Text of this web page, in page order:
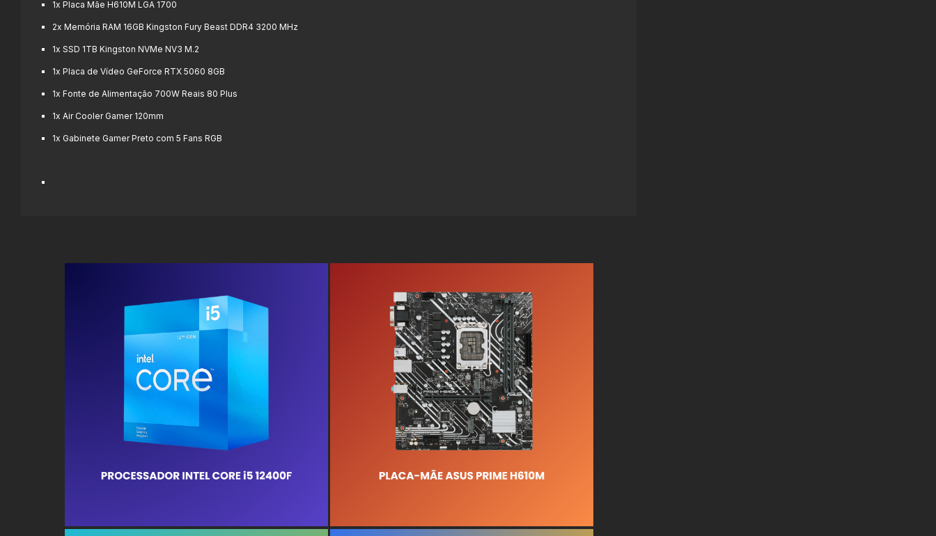
1x Placa Mãe H610M LGA 1700
2x Memória RAM 16GB Kingston Fury Beast DDR4 3200 MHz
1x SSD 1TB Kingston NVMe NV3 M.2
1x Placa de Vídeo GeForce RTX 5060 8GB
1x Fonte de Alimentação 700W Reais 80 Plus
1x Air Cooler Gamer 120mm
1x Gabinete Gamer Preto com 5 Fans RGB